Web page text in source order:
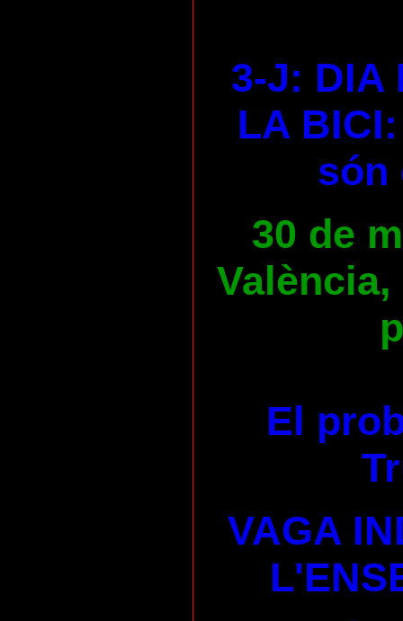
3-J: DIA
LA
són
30 de
València,
El
VAGA